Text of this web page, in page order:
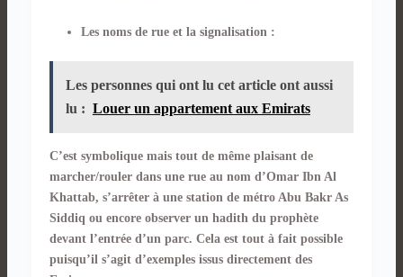
Les noms de rue et la signalisation :
Les personnes qui ont lu cet article ont aussi
lu : Louer un appartement aux Emirats
C’est symbolique mais tout de même plaisant de
marcher/rouler dans une rue au nom d’Omar Ibn Al
Khattab, s’arrêter à une station de métro Abu Bakr As
Siddiq ou encore observer un hadith du prophète
devant l’entrée d’un parc. Cela est tout à fait possible
puisqu’il s’agit d’exemples issus directement des